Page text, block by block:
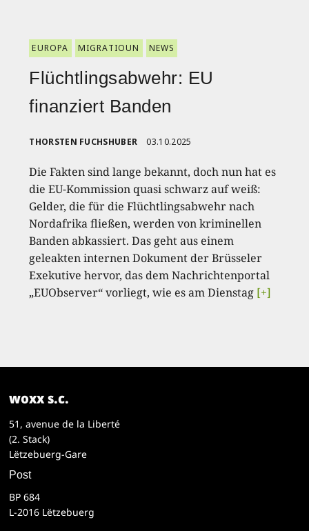
EUROPA MIGRATIOUN NEWS
Flüchtlingsabwehr: EU
finanziert Banden
THORSTEN FUCHSHUBER 03.10.2025
Die Fakten sind lange bekannt, doch nun hat es
die EU-Kommission quasi schwarz auf weiß:
Gelder, die für die Flüchtlingsabwehr nach
Nordafrika fließen, werden von kriminellen
Banden abkassiert. Das geht aus einem
geleakten internen Dokument der Brüsseler
Exekutive hervor, das dem Nachrichtenportal
„EUObserver“ vorliegt, wie es am Dienstag [+]
woxx s.c.
51, avenue de la Liberté
(2. Stack)
Lëtzebuerg-Gare
Post
BP 684
L-2016 Lëtzebuerg